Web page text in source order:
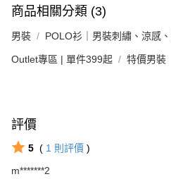
商品相關分類 (3)
男裝 POLO衫｜男裝刺繡、涼感
Outlet專區 | 單件399起 特價男裝
評價
5 ( 1 則評價 )
m*******2